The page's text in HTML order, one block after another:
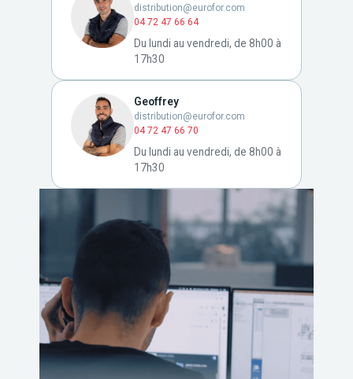
distribution@eurofor.com
04 72 47 66 64
Du lundi au vendredi, de 8h00 à
17h30
Geoffrey
distribution@eurofor.com
04 72 47 66 70
Du lundi au vendredi, de 8h00 à
17h30